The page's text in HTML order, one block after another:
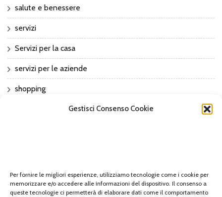
Gestisci Consenso Cookie
Per fornire le migliori esperienze, utilizziamo tecnologie come i cookie per
memorizzare e/o accedere alle informazioni del dispositivo. Il consenso a
queste tecnologie ci permetterà di elaborare dati come il comportamento
salute e benessere
servizi
Servizi per la casa
servizi per le aziende
shopping
travel